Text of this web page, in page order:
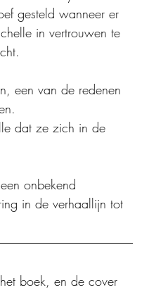
in vertrouwen te
een van de redenen
dat ze zich in de
onbekend
in de verhaallijn tot
boek, en de cover